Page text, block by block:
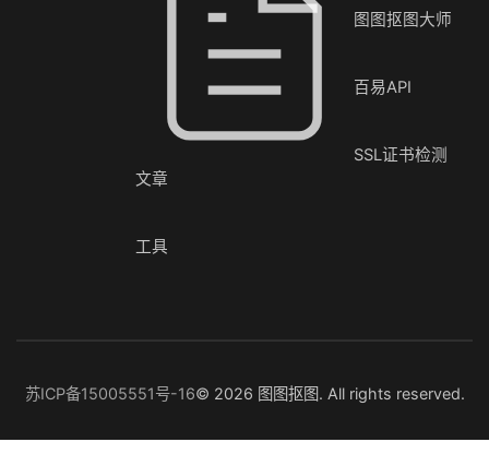
文章
工具
图图抠图大师
百易API
SSL证书检测
苏ICP备15005551号-16© 2026 图图抠图. All rights reserved.